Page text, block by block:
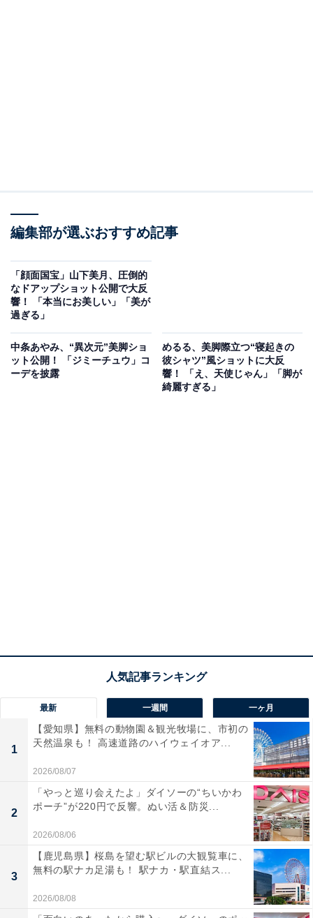
編集部が選ぶおすすめ記事
「顔面国宝」山下美月、圧倒的
なドアップショット公開で大反
響！ 「本当にお美しい」「美が
過ぎる」
中条あやみ、“異次元”美脚ショ
ット公開！ 「ジミーチュウ」コ
ーデを披露
めるる、美脚際立つ“寝起きの
彼シャツ”風ショットに大反
響！ 「え、天使じゃん」「脚が
綺麗すぎる」
最新 一週間 一ヶ月
1
【愛知県】無料の動物園＆観光牧場に、市初の
天然温泉も！ 高速道路のハイウェイオア...
2026/08/07
2
「やっと巡り会えたよ」ダイソーの“ちいかわ
ポーチ”が220円で反響。ぬい活＆防災...
2026/08/06
3
【鹿児島県】桜島を望む駅ビルの大観覧車に、
無料の駅ナカ足湯も！ 駅ナカ・駅直結ス...
2026/08/08